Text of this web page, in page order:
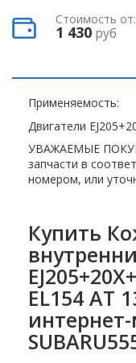
Стоимость от:
1 430 руб
Применяемость:
Двигатели
УВАЖАЕМЫЕ
запчасти в
номером, или
Купить
EL154 AT